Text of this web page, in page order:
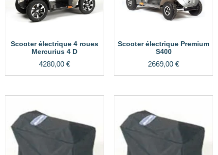
Scooter électrique 4 roues
Mercurius 4 D
4280,00 €
Scooter électrique Premium
S400
2669,00 €